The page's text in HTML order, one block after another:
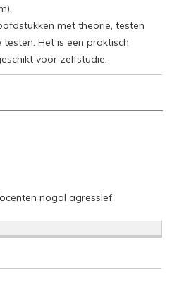
met theorie, testen
Het is een praktisch
voor zelfstudie.
nogal agressief.